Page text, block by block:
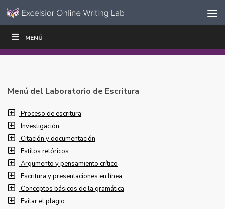
Ir al contenido
navegación
MENÚ
ESCRIBIR
Menú del Laboratorio de Escritura
Proceso de escritura
Investigación
Citación y documentación
Estilos retóricos
Argumento y pensamiento crítico
Escritura y presentaciones en línea
Conceptos básicos de la gramática
Evitar el plagio